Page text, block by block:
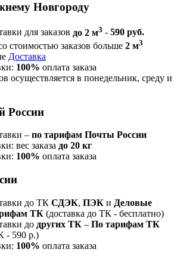
Новгороду
для заказов до 2 м3 - 590 руб.
стоимостью заказов больше 2 м3
Доставка
100% оплата заказа
осуществляется в понедельник, среду и
России
– по тарифам Почты России
вес заказа до 20 кг
100% оплата заказа
до ТК СДЭК, ПЭК и Деловые
ТК (доставка до ТК - бесплатно)
до других ТК – По тарифам ТК
- 590 р.)
100% оплата заказа